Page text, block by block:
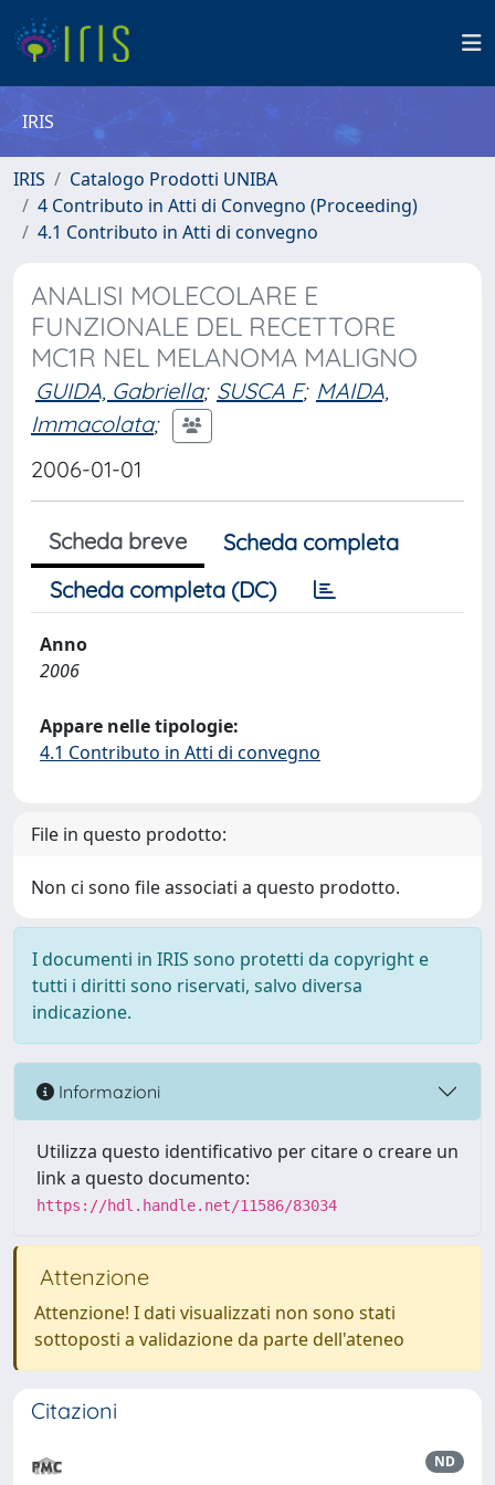
IRIS
IRIS
Catalogo Prodotti UNIBA
4 Contributo in Atti di Convegno (Proceeding)
4.1 Contributo in Atti di convegno
ANALISI MOLECOLARE E
FUNZIONALE DEL RECETTORE
MC1R NEL MELANOMA MALIGNO
GUIDA, Gabriella; SUSCA F; MAIDA,
Immacolata;
2006-01-01
Scheda breve
Scheda completa
Scheda completa (DC)
Anno
2006
Appare nelle tipologie:
4.1 Contributo in Atti di convegno
File in questo prodotto:
Non ci sono file associati a questo prodotto.
I documenti in IRIS sono protetti da copyright e
tutti i diritti sono riservati, salvo diversa
indicazione.
Informazioni
Utilizza questo identificativo per citare o creare un
link a questo documento:
https://hdl.handle.net/11586/83034
Attenzione
Attenzione! I dati visualizzati non sono stati
sottoposti a validazione da parte dell'ateneo
Citazioni
ND